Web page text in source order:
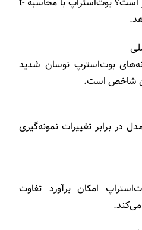
بوت‌استرپ نوسان شدید
شاخص است.
در برابر تغییرات نمونه‌گیری
امکان برآورد تفاوت
می‌کند.